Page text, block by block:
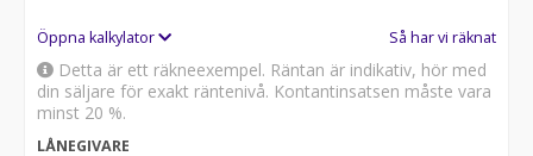
Öppna kalkylator Så har vi räknat
Detta är ett räkneexempel. Räntan är indikativ, hör med
din säljare för exakt räntenivå. Kontantinsatsen måste vara
minst 20 %.
LÅNEGIVARE